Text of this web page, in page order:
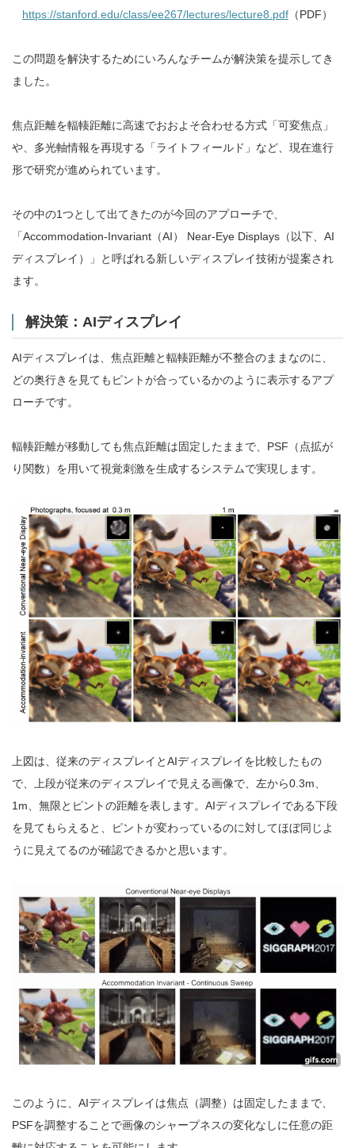
https://stanford.edu/class/ee267/lectures/lecture8.pdf （PDF）
この問題を解決するためにいろんなチームが解決策を提示してき
ました。
焦点距離を輻輳距離に高速でおおよそ合わせる方式「可変焦点」
や、多光軸情報を再現する「ライトフィールド」など、現在進行
形で研究が進められています。
その中の1つとして出てきたのが今回のアプローチで、
「Accommodation-Invariant（AI） Near-Eye Displays（以下、AI
ディスプレイ）」と呼ばれる新しいディスプレイ技術が提案され
ます。
解決策：AIディスプレイ
AIディスプレイは、焦点距離と輻輳距離が不整合のままなのに、
どの奥行きを見てもピントが合っているかのように表示するアプ
ローチです。
輻輳距離が移動しても焦点距離は固定したままで、PSF（点拡が
り関数）を用いて視覚刺激を生成するシステムで実現します。
上図は、従来のディスプレイとAIディスプレイを比較したもの
で、上段が従来のディスプレイで見える画像で、左から0.3m、
1m、無限とピントの距離を表します。AIディスプレイである下段
を見てもらえると、ピントが変わっているのに対してほぼ同じよ
うに見えてるのが確認できるかと思います。
このように、AIディスプレイは焦点（調整）は固定したままで、
PSFを調整することで画像のシャープネスの変化なしに任意の距